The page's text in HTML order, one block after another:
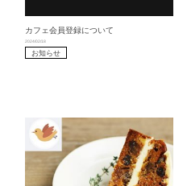
カフェ会員登録について
2024/02/18
お知らせ